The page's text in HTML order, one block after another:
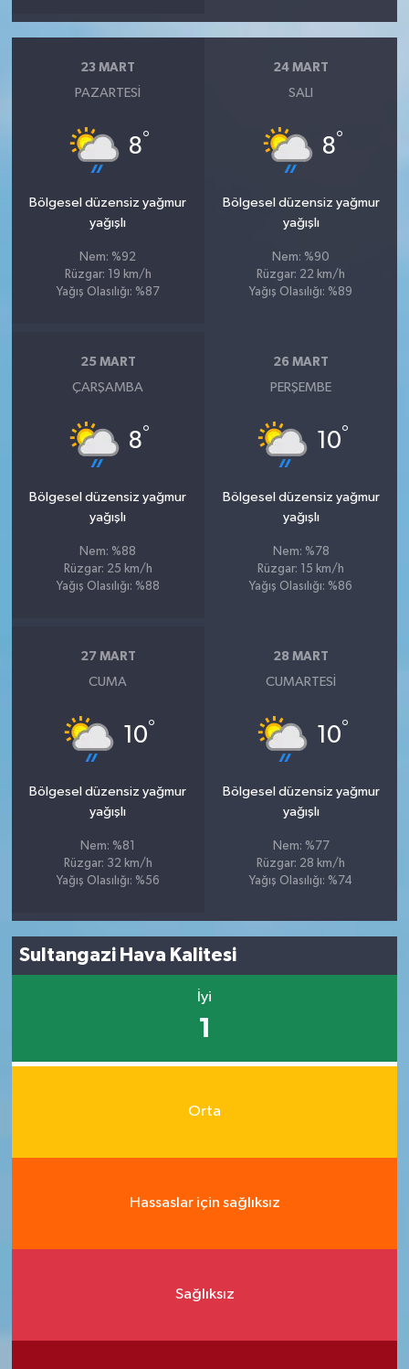
23 MART
PAZARTESI
8°
Bölgesel düzensiz yağmur
yağışlı
Nem: %92
Rüzgar: 19 km/h
Yağış Olasılığı: %87
24 MART
SALI
8°
Bölgesel düzensiz yağmur
yağışlı
Nem: %90
Rüzgar: 22 km/h
Yağış Olasılığı: %89
25 MART
ÇARŞAMBA
8°
Bölgesel düzensiz yağmur
yağışlı
Nem: %88
Rüzgar: 25 km/h
Yağış Olasılığı: %88
26 MART
PERŞEMBE
10°
Bölgesel düzensiz yağmur
yağışlı
Nem: %78
Rüzgar: 15 km/h
Yağış Olasılığı: %86
27 MART
CUMA
10°
Bölgesel düzensiz yağmur
yağışlı
Nem: %81
Rüzgar: 32 km/h
Yağış Olasılığı: %56
28 MART
CUMARTESI
10°
Bölgesel düzensiz yağmur
yağışlı
Nem: %77
Rüzgar: 28 km/h
Yağış Olasılığı: %74
Sultangazi Hava Kalitesi
İyi
1
Orta
Hassaslar için sağlıksız
Sağlıksız